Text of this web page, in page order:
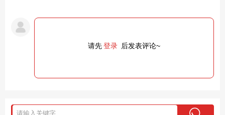
请先登录 后发表评论~